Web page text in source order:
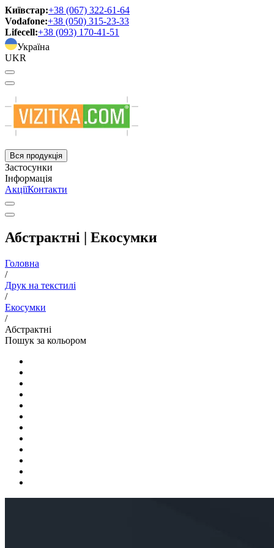
Київстар:+38 (067) 322-61-64
Vodafone:+38 (050) 315-23-33
Lifecell:+38 (093) 170-41-51
Україна
UKR
Вся продукція
Застосунки
Інформація
АкціїКонтакти
Абстрактні | Екосумки
Головна
/
Друк на текстилі
/
Екосумки
/
Абстрактні
Пошук за кольором